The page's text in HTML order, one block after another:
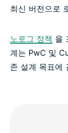
최신 버전으로
노로그 정책 을
계는 PwC 및
존 설계 목표에